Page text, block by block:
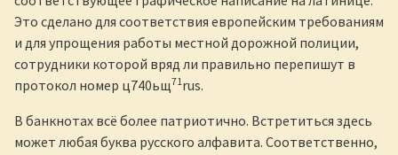
Это сделано для соответствия европейским требованиям
и для упрощения работы местной дорожной полиции,
сотрудники которой вряд ли правильно перепишут в
протокол номер ц740ьщ71 rus.
В банкнотах всё более патриотично. Встретиться здесь
может любая буква русского алфавита. Соответственно,